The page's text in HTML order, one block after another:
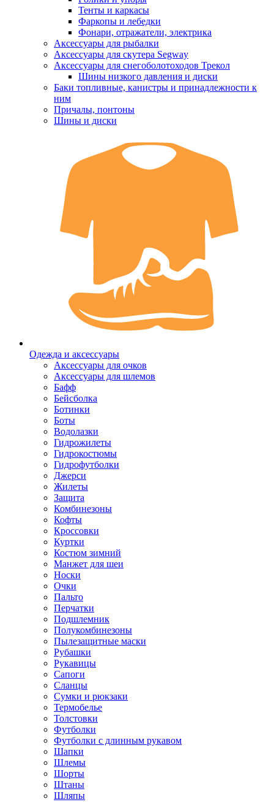
Тенты и каркасы
Фаркопы и лебедки
Фонари, отражатели, электрика
Аксессуары для рыбалки
Аксессуары для скутера Segway
Аксессуары для снегоболотоходов Трекол
Шины низкого давления и диски
Баки топливные, канистры и принадлежности к
ним
Причалы, понтоны
Шины и диски
Одежда и аксессуары
Аксессуары для очков
Аксессуары для шлемов
Бафф
Бейсболка
Ботинки
Боты
Водолазки
Гидрожилеты
Гидрокостюмы
Гидрофутболки
Джерси
Жилеты
Защита
Комбинезоны
Кофты
Кроссовки
Куртки
Костюм зимний
Манжет для шеи
Носки
Очки
Пальто
Перчатки
Подшлемник
Полукомбинезоны
Пылезащитные маски
Рубашки
Рукавицы
Сапоги
Сланцы
Сумки и рюкзаки
Термобелье
Толстовки
Футболки
Футболки с длинным рукавом
Шапки
Шлемы
Шорты
Штаны
Шляпы